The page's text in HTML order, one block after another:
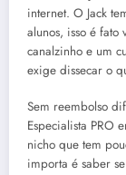
internet. O Jack
alunos, isso é
canalzinho e um
exige dissecar o
Sem reembolso
Especialista PRO
nicho que tem
importa é saber